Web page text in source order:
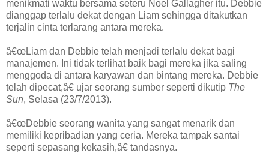
menikmati waktu bersama seteru Noel Gallagher itu. Debbie
dianggap terlalu dekat dengan Liam sehingga ditakutkan
terjalin cinta terlarang antara mereka.
â€œLiam dan Debbie telah menjadi terlalu dekat bagi
manajemen. Ini tidak terlihat baik bagi mereka jika saling
menggoda di antara karyawan dan bintang mereka. Debbie
telah dipecat,â€ ujar seorang sumber seperti dikutip The
Sun, Selasa (23/7/2013).
â€œDebbie seorang wanita yang sangat menarik dan
memiliki kepribadian yang ceria. Mereka tampak santai
seperti sepasang kekasih,â€ tandasnya.